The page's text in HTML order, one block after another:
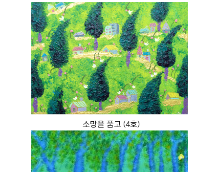
소망을 품고 (4호)